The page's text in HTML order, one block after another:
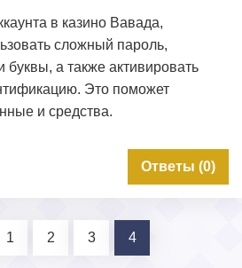
в казино Вавада,
сложный пароль,
а также активировать
Это поможет
и средства.
Ответы (0)
1 2 3 4